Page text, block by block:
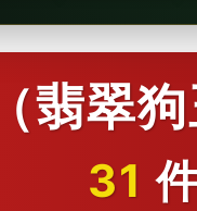
翡翠
31